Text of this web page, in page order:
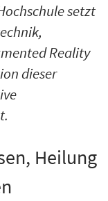
setzt
Reality
dieser
Heilung